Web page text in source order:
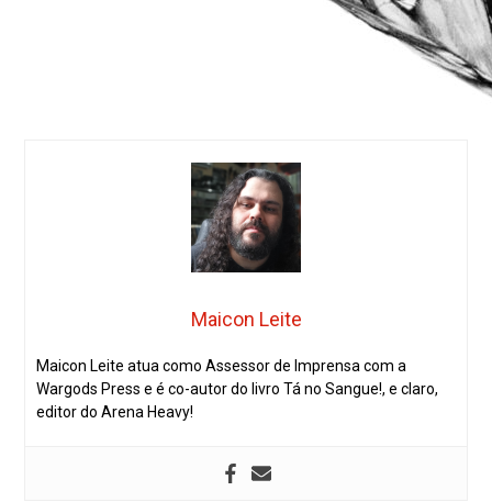
Maicon Leite
Maicon Leite atua como Assessor de Imprensa com a
Wargods Press e é co-autor do livro Tá no Sangue!, e claro,
editor do Arena Heavy!